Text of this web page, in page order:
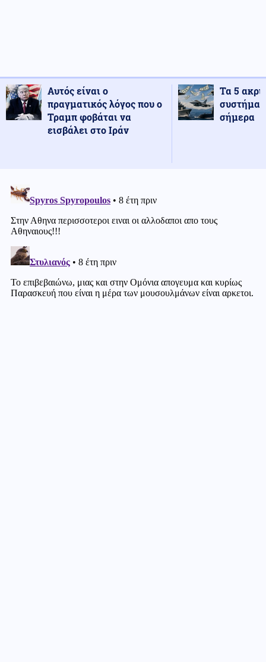
Αυτός είναι ο
πραγματικός λόγος που ο
Τραμπ φοβάται να
εισβάλει στο Ιράν
Τα 5
σήμερα